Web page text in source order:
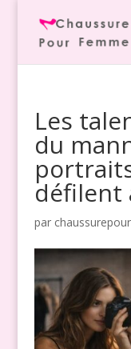
Les
du
défilent
par